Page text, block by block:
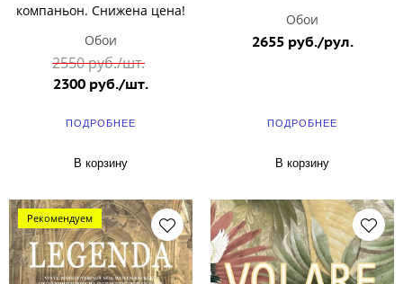
компаньон. Снижена цена!
Обои
2550 руб./шт.
2300 руб./шт.
ПОДРОБНЕЕ
В корзину
Обои
2655 руб./рул.
ПОДРОБНЕЕ
В корзину
Рекомендуем